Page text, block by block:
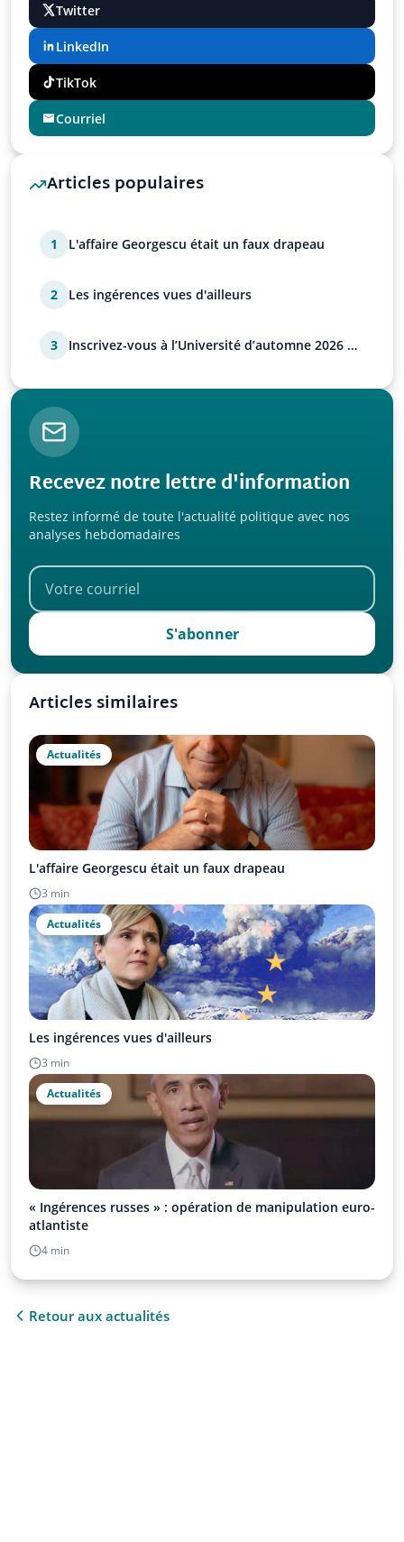
Twitter
LinkedIn
TikTok
Courriel
Articles populaires
1 L'affaire Georgescu était un faux drapeau
2 Les ingérences vues d'ailleurs
3
Inscrivez-vous à l’Université d’automne 2026 de
Recevez notre lettre d'information
Restez informé de toute l'actualité politique avec nos
analyses hebdomadaires
S'abonner
Articles similaires
Actualités
L'affaire Georgescu était un faux drapeau
3 min
Actualités
Les ingérences vues d'ailleurs
3 min
Actualités
« Ingérences russes » : opération de manipulation euro-
atlantiste
4 min
Retour aux actualités